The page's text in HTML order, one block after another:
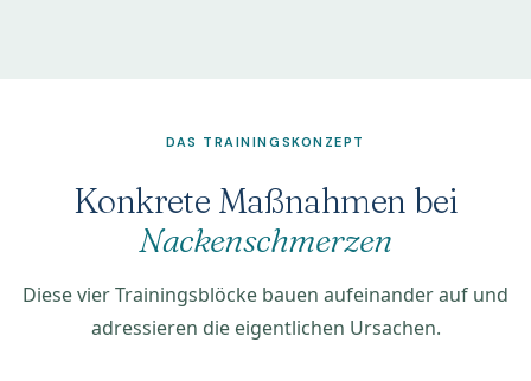
DAS TRAININGSKONZEPT
Konkrete Maßnahmen bei
Nackenschmerzen
Diese vier Trainingsblöcke bauen aufeinander auf und
adressieren die eigentlichen Ursachen.